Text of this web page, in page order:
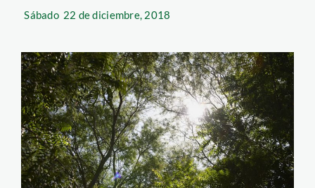
Sábado 22 de diciembre, 2018